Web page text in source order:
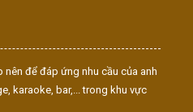
để đáp ứng nhu cầu của anh
karaoke, bar,... trong khu vực